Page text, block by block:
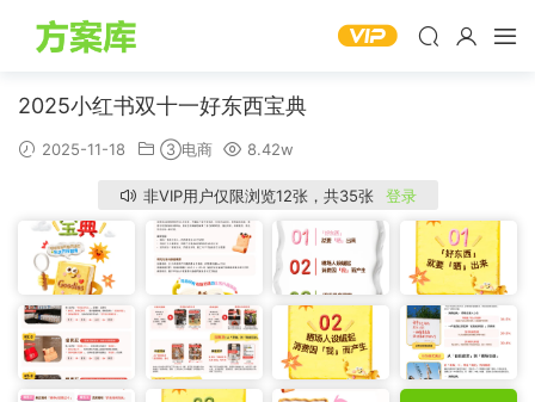
2025小红书双十一好东西宝典
2025-11-18 ③电商 8.42w
非VIP用户仅限浏览12张，共35张 登录